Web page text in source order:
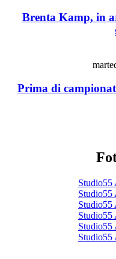
Brenta Kamp, in
Prima di
Studio55
Studio55
Studio55
Studio55
Studio55
Studio55